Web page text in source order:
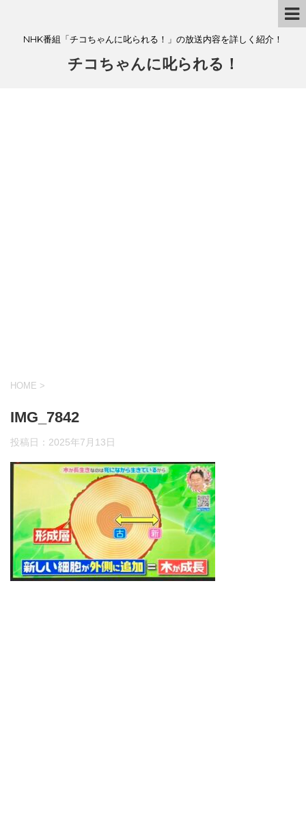
NHK番組「チコちゃんに叱られる！」の放送内容を詳しく紹介！
チコちゃんに叱られる！
HOME >
IMG_7842
投稿日： 2025年7月13日